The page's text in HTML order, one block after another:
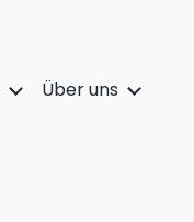
Über uns